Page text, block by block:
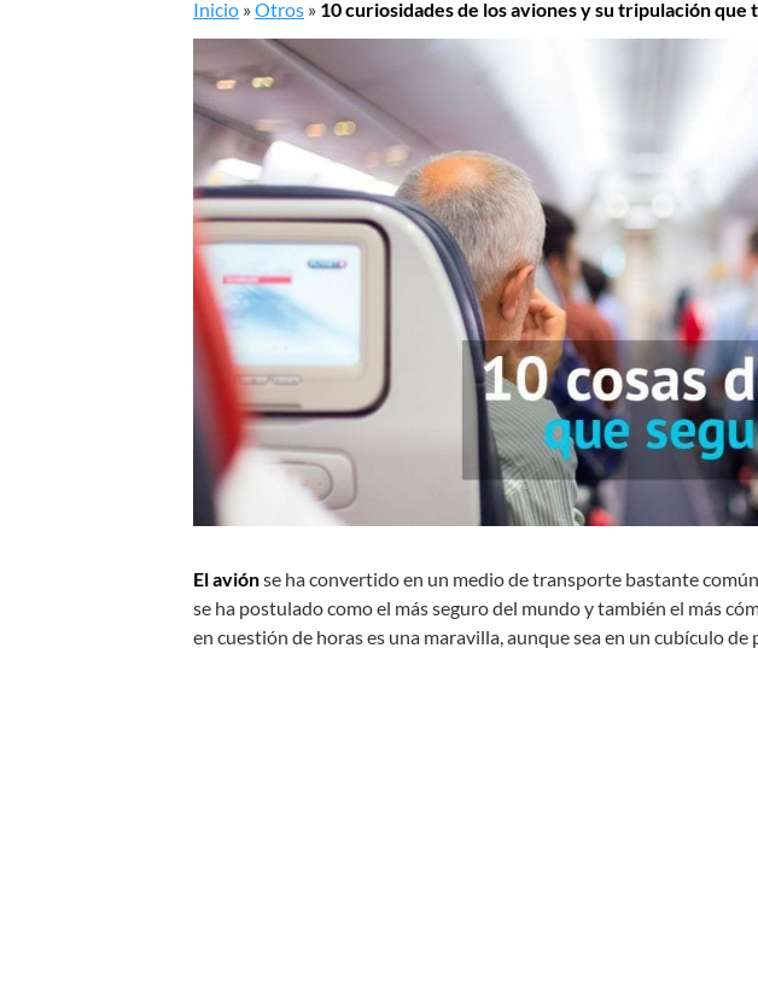
Inicio »Otros » 10 curiosidades de los aviones y su tripulación
El aviónse ha convertido en un medio de transporte bastante
se ha postulado como el más seguro del mundo y también el más
en cuestión de horas es una maravilla, aunque sea en un cubículo